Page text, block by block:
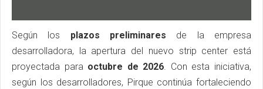
Según los plazos preliminares de la empresa
desarrolladora, la apertura del nuevo strip center está
proyectada para octubre de 2026. Con esta iniciativa,
según los desarrolladores, Pirque continúa fortaleciendo